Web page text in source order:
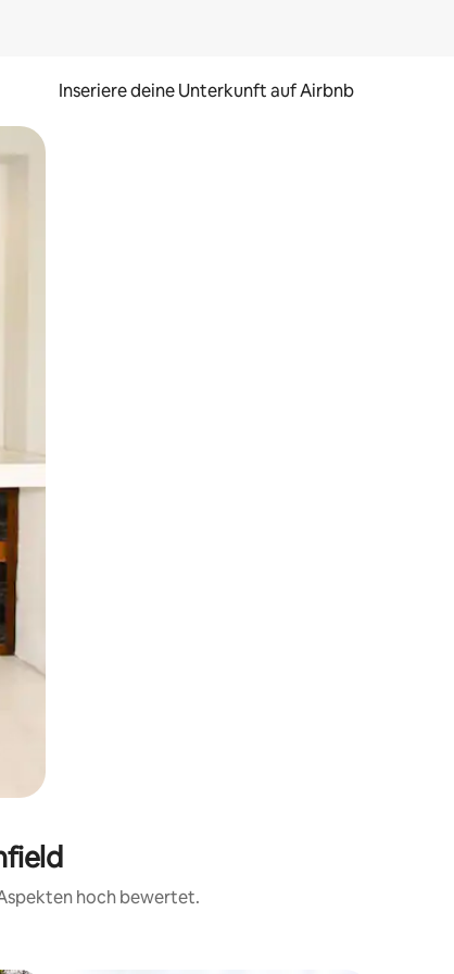
Inseriere deine Unterkunft auf Airbnb
oder Wischgesten.
hoch bewertet.